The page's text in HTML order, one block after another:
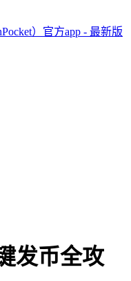
）官方app - 最新版
发币全攻